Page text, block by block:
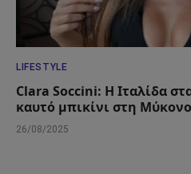
LIFESTYLE
Clara Soccini: Η Ιταλίδα
καυτό μπικίνι στη Μύκονο
26/08/2025